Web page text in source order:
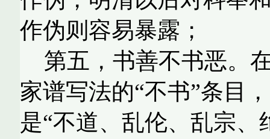
作伪则容易暴露；
第五，书善不书恶。
家谱写法的“不书”条目
是“不道、乱伦、乱宗